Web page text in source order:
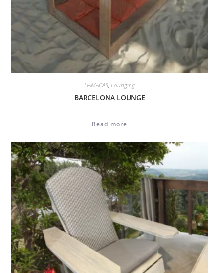
HAMACAS, Lounging
BARCELONA LOUNGE
Read more